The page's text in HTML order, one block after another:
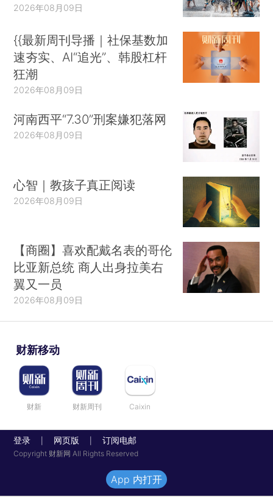
2026年08月09日
{{最新周刊导播｜社保基数加
速夯实、AI“追光”、韩股杠杆
狂潮
2026年08月09日
河南西平“7.30”刑案嫌犯落网
2026年08月09日
心智｜教孩子真正阅读
2026年08月09日
【商圈】喜欢配戴名表的哥伦
比亚新总统 商人出身拉美右
翼又一员
2026年08月09日
财新移动
财新 财新周刊 Caixin
登录 网页版 订阅电邮
Copyright 财新网 All Rights Reserved
App 内打开